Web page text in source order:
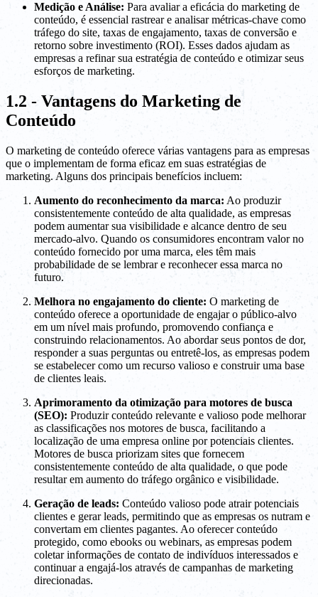
Medição e Análise: Para avaliar a eficácia do marketing de
conteúdo, é essencial rastrear e analisar métricas-chave como
tráfego do site, taxas de engajamento, taxas de conversão e
retorno sobre investimento (ROI). Esses dados ajudam as
empresas a refinar sua estratégia de conteúdo e otimizar seus
esforços de marketing.
1.2 - Vantagens do Marketing de
Conteúdo
O marketing de conteúdo oferece várias vantagens para as empresas
que o implementam de forma eficaz em suas estratégias de
marketing. Alguns dos principais benefícios incluem:
Aumento do reconhecimento da marca: Ao produzir
consistentemente conteúdo de alta qualidade, as empresas
podem aumentar sua visibilidade e alcance dentro de seu
mercado-alvo. Quando os consumidores encontram valor no
conteúdo fornecido por uma marca, eles têm mais
probabilidade de se lembrar e reconhecer essa marca no
futuro.
Melhora no engajamento do cliente: O marketing de
conteúdo oferece a oportunidade de engajar o público-alvo
em um nível mais profundo, promovendo confiança e
construindo relacionamentos. Ao abordar seus pontos de dor,
responder a suas perguntas ou entretê-los, as empresas podem
se estabelecer como um recurso valioso e construir uma base
de clientes leais.
Aprimoramento da otimização para motores de busca
(SEO): Produzir conteúdo relevante e valioso pode melhorar
as classificações nos motores de busca, facilitando a
localização de uma empresa online por potenciais clientes.
Motores de busca priorizam sites que fornecem
consistentemente conteúdo de alta qualidade, o que pode
resultar em aumento do tráfego orgânico e visibilidade.
Geração de leads: Conteúdo valioso pode atrair potenciais
clientes e gerar leads, permitindo que as empresas os nutram e
convertam em clientes pagantes. Ao oferecer conteúdo
protegido, como ebooks ou webinars, as empresas podem
coletar informações de contato de indivíduos interessados e
continuar a engajá-los através de campanhas de marketing
direcionadas.